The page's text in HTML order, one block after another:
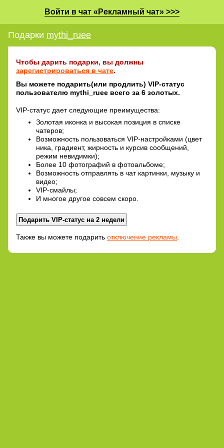
Войти в чат «Рекламный чат» >>>
Подарки mythi_ruee
Чтобы дарить подарки, вы должны
зарегистрироваться в чате.
Вы можете подарить(или продлить) VIP-статус
пользователю mythi_ruee всего за 6 золотых.
VIP-статус дает следующие преимущества:
Золотая иконка и высокая позиция в списке
чатеров;
Возможность пользоваться VIP-настройками (цвет
ника, градиент, жирность и курсив сообщений,
режим невидимки);
Более 10 фотографий в фотоальбоме;
Возможность отправлять в чат картинки, музыку и
видео;
VIP-смайлы;
И многое другое совсем скоро.
Также вы можете подарить отключение рекламы